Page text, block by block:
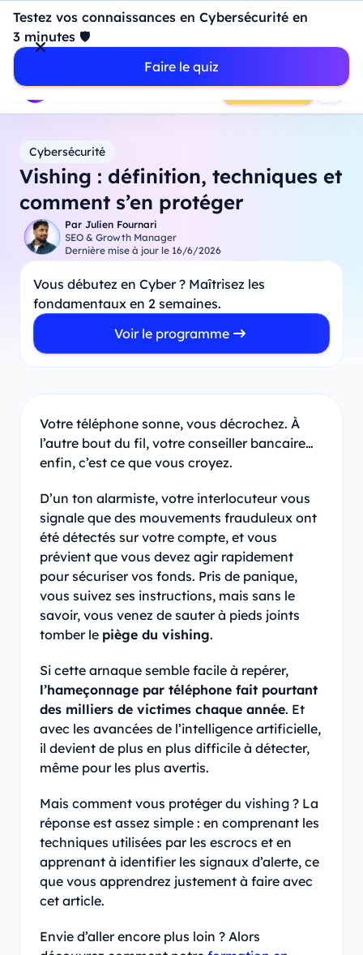
Testez vos connaissances en Cybersécurité en
3 minutes 🛡️
Faire le quiz
Introduction à Power BI : construisez votre premier
dashboard de A à Z
- Mardi 11 Août à 18h00
Professionnels
Étudiants Parents Entreprises
Prendre RDV
Cybersécurité
Vishing : définition, techniques et
comment s’en protéger
Par Julien Fournari
SEO & Growth Manager
Dernière mise à jour le 16/6/2026
Vous débutez en Cyber ? Maîtrisez les
fondamentaux en 2 semaines.
Voir le programme
Votre téléphone sonne, vous décrochez. À
l’autre bout du fil, votre conseiller bancaire…
enfin, c’est ce que vous croyez.
D’un ton alarmiste, votre interlocuteur vous
signale que des mouvements frauduleux ont
été détectés sur votre compte, et vous
prévient que vous devez agir rapidement
pour sécuriser vos fonds. Pris de panique,
vous suivez ses instructions, mais sans le
savoir, vous venez de sauter à pieds joints
tomber le piège du vishing.
Si cette arnaque semble facile à repérer,
l’hameçonnage par téléphone fait pourtant
des milliers de victimes chaque année. Et
avec les avancées de l’intelligence artificielle,
il devient de plus en plus difficile à détecter,
même pour les plus avertis.
Mais comment vous protéger du vishing ? La
réponse est assez simple : en comprenant les
techniques utilisées par les escrocs et en
apprenant à identifier les signaux d’alerte, ce
que vous apprendrez justement à faire avec
cet article.
Envie d’aller encore plus loin ? Alors